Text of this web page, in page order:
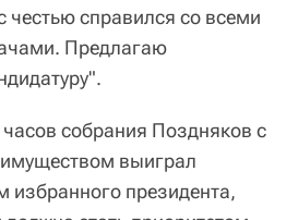
честью справился со всеми
Предлагаю
собрания Поздняков с
выиграл
президента,